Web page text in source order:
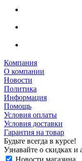
Компания
О компании
Новости
Политика
Информация
Помощь
Условия оплаты
Условия доставки
Гарантия на товар
Будьте всегда в курсе!
Узнавайте о скидках
Новости магазина